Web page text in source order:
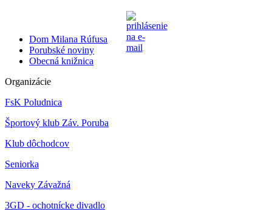
Dom Milana Rúfusa
Porubské noviny
Obecná knižnica
Organizácie
FsK Poludnica
Športový klub Záv. Poruba
Klub dôchodcov
Seniorka
Naveky Závažná
3GD - ochotnícke divadlo